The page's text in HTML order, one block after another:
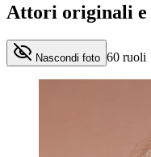
Attori originali e
Nascondi foto 60 ruoli